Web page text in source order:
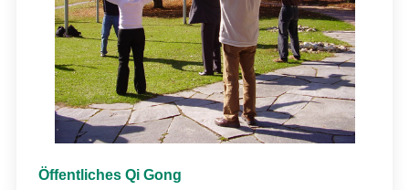
Öffentliches Qi Gong